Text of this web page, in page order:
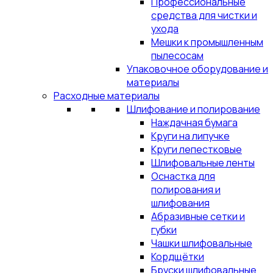
средства для чистки и
ухода
Мешки к промышленным
пылесосам
Упаковочное оборудование и
материалы
Расходные материалы
Шлифование и полирование
Наждачная бумага
Круги на липучке
Круги лепестковые
Шлифовальные ленты
Оснастка для
полирования и
шлифования
Абразивные сетки и
губки
Чашки шлифовальные
Кордщётки
Бруски шлифовальные